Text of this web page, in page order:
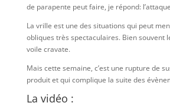
de parapente peut faire, je répond:
La vrille est une des situations qui peut
obliques très spectaculaires. Bien souvent
voile cravate.
Mais cette semaine, c’est une rupture de
produit et qui complique la suite des
La vidéo :